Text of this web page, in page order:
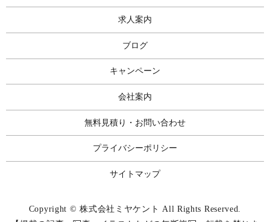
求人案内
ブログ
キャンペーン
会社案内
無料見積り・お問い合わせ
プライバシーポリシー
サイトマップ
Copyright © 株式会社ミヤケント All Rights Reserved.